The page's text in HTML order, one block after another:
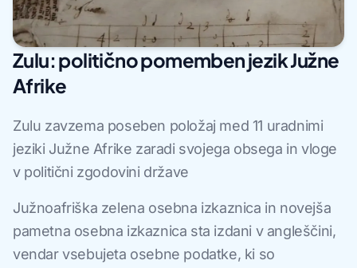
Zulu: politično pomemben jezik Južne
Afrike
Zulu zavzema poseben položaj med 11 uradnimi
jeziki Južne Afrike zaradi svojega obsega in vloge
v politični zgodovini države
Južnoafriška zelena osebna izkaznica in novejša
pametna osebna izkaznica sta izdani v angleščini,
vendar vsebujeta osebne podatke, ki so